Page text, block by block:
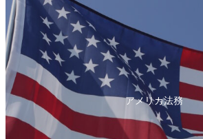
アメリカ法務